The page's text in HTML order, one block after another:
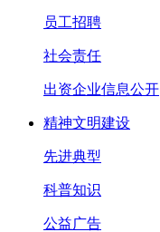
员工招聘
社会责任
出资企业信息公开
精神文明建设
先进典型
科普知识
公益广告